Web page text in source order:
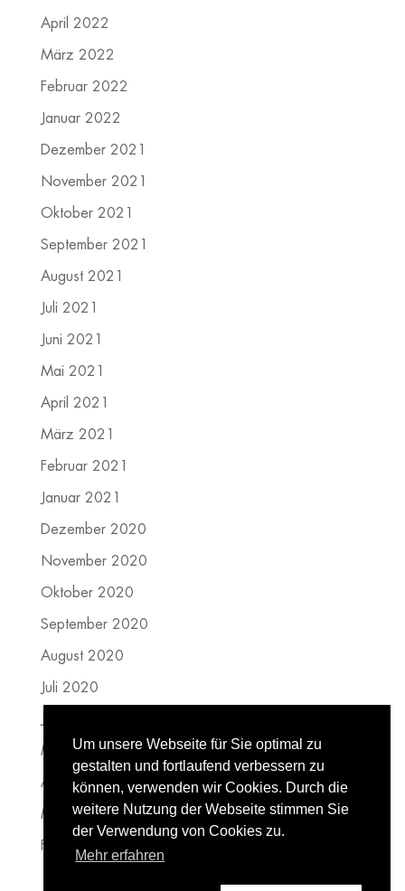
April 2022
März 2022
Februar 2022
Januar 2022
Dezember 2021
November 2021
Oktober 2021
September 2021
August 2021
Juli 2021
Juni 2021
Mai 2021
April 2021
März 2021
Februar 2021
Januar 2021
Dezember 2020
November 2020
Oktober 2020
September 2020
August 2020
Juli 2020
Mai 2020
April 2020
März 2020
Februar 2020
Um unsere Webseite für Sie optimal zu
gestalten und fortlaufend verbessern zu
können, verwenden wir Cookies. Durch die
weitere Nutzung der Webseite stimmen Sie
der Verwendung von Cookies zu.
Mehr erfahren